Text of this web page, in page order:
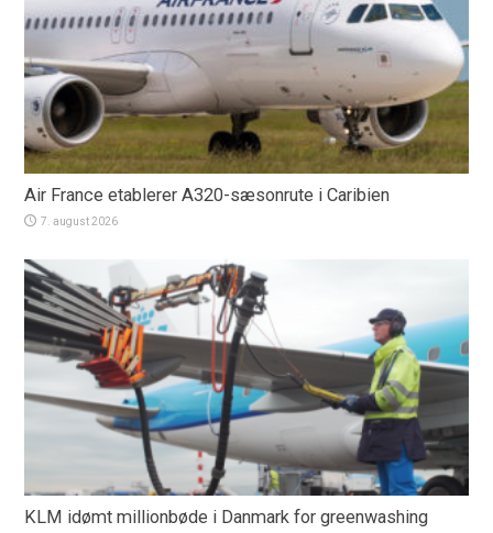
Air France etablerer A320-sæsonrute i Caribien
7. august 2026
KLM idømt millionbøde i Danmark for greenwashing